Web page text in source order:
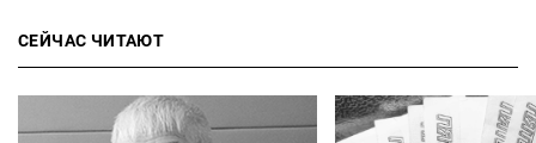
СЕЙЧАС ЧИТАЮТ